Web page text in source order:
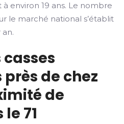
à environ 19 ans. Le nombre
le marché national s’établit
de chez
de
71